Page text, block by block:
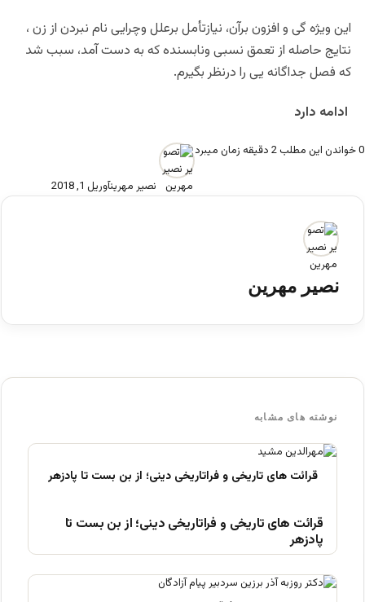
این ویژه گی و افزون برآن، نیازتأمل برعلل وچرایی نام نبردن از زن ،
نتایج حاصله از تعمق نسبی ونابسنده که به دست آمد، سبب شد
که فصل جداگانه یی را درنظر بگیرم.
ادامه دارد
نصیر مهرینآوریل 1, 2018
0خواندن این مطلب 2 دقیقه زمان میبرد
نصیر مهرین
نوشته های مشابه
قرائت های تاریخی و فراتاریخی دینی؛ از بن بست تا
پادزهر